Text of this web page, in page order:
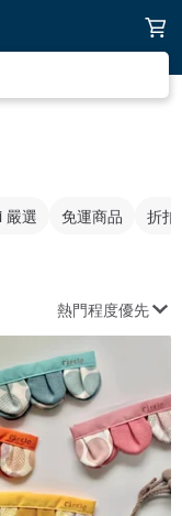
嚴選 免運商品 折扣
熱門程度優先